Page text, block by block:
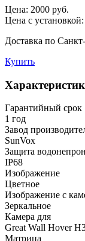
Цена: 2000 руб.
Цена с установкой:
Доставка по
Купить
Гарантийный срок
1 год
Завод
SunVox
Защита
IP68
Изображение
Цветное
Изображение с
Зеркальное
Камера для
Great Wall Hover
Матрица